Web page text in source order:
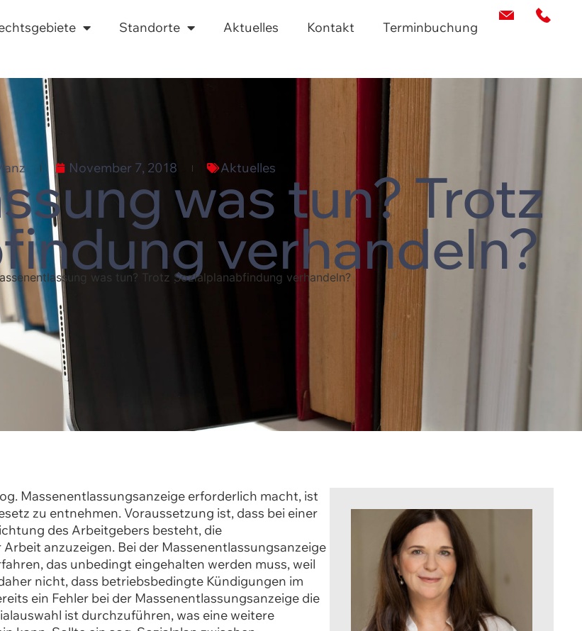
Standorte Aktuelles Kontakt Terminbuchung
November 7, 2018 Aktuelles
was tun? Trotz
verhandeln?
was tun? Trotz Sozialplanabfindung verhandeln?
Massenentlassungsanzeige erforderlich macht, ist
zu entnehmen. Voraussetzung ist, dass bei einer
des Arbeitgebers besteht, die
anzuzeigen. Bei der Massenentlassungsanzeige
das unbedingt eingehalten werden muss, weil
nicht, dass betriebsbedingte Kündigungen im
ein Fehler bei der Massenentlassungsanzeige die
ist durchzuführen, was eine weitere